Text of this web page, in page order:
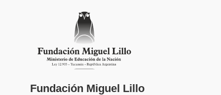
Fundación Miguel Lillo